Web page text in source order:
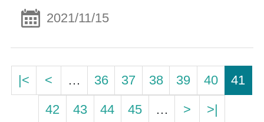
2021/11/15
|< < … 36 37 38 39 40
41
42
43 44 45 … > >|